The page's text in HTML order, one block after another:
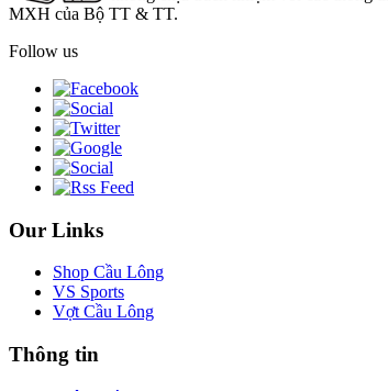
MXH của Bộ TT & TT.
Follow us
Our Links
Shop Cầu Lông
VS Sports
Vợt Cầu Lông
Thông tin